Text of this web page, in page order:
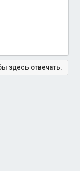
здесь отвечать.